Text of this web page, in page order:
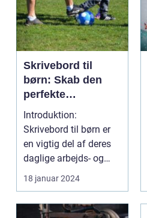
Skrivebord til
børn: Skab den
perfekte
arbejdsplads til dit
barn
Introduktion:
Skrivebord til børn er
en vigtig del af deres
daglige arbejds- og
læringsmiljø. Et ve...
18 januar 2024